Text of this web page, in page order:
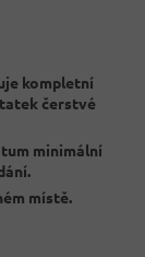
kompletní
čerstvé
minimální
místě.